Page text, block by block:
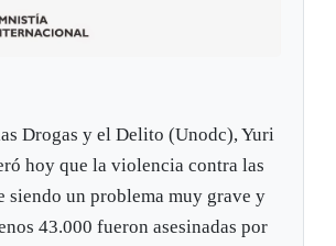
Drogas y el Delito (Unodc), Yuri
hoy que la violencia contra las
siendo un problema muy grave y
43.000 fueron asesinadas por